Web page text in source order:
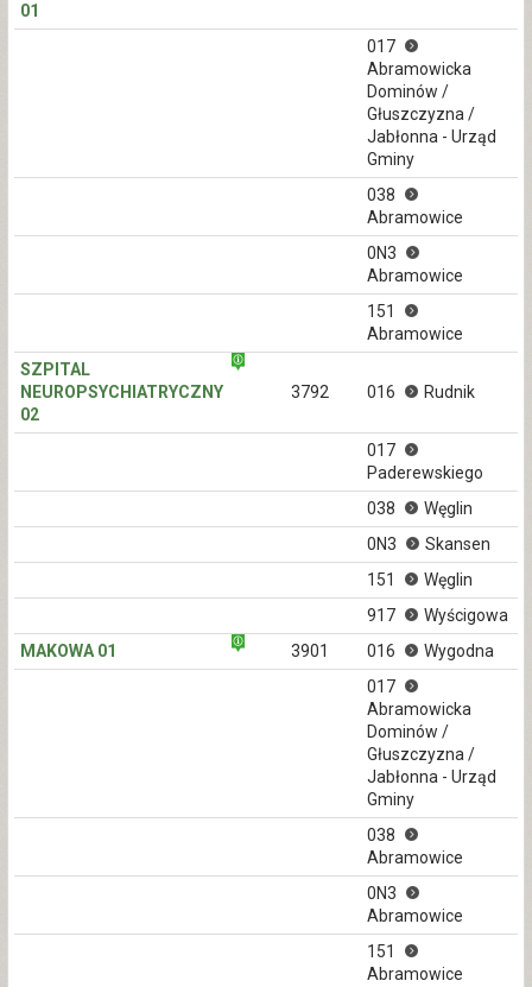
01
017
Abramowicka
Dominów /
Głuszczyzna /
Jabłonna - Urząd
Gminy
038
Abramowice
0N3
Abramowice
151
Abramowice
SZPITAL
NEUROPSYCHIATRYCZNY
02
3792 016 Rudnik
017
Paderewskiego
038
Węglin
0N3
Skansen
151
Węglin
917
Wyścigowa
MAKOWA 01
3901 016
Wygodna
017
Abramowicka
Dominów /
Głuszczyzna /
Jabłonna - Urząd
Gminy
038
Abramowice
0N3
Abramowice
151
Abramowice